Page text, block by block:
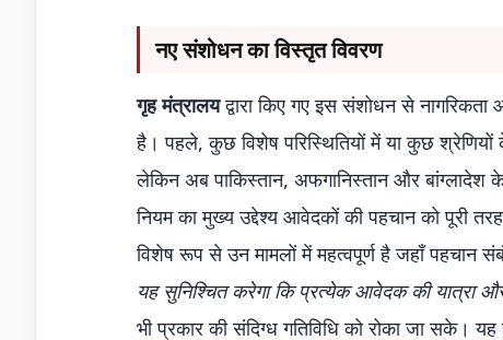
नए संशोधन का विस्तृत विवरण
गृह मंत्रालयद्वारा किए गए इस संशोधन से
है। पहले, कुछ विशेष परिस्थितियों में या कुछ
लेकिन अब पाकिस्तान, अफगानिस्तान और बांग्लादेश
नियम का मुख्य उद्देश्य आवेदकों की पहचान को पूरी
विशेष रूप से उन मामलों में महत्वपूर्ण है जहाँ पहचान
यह सुनिश्चित करेगा कि प्रत्येक आवेदक की यात्रा और
भी प्रकार की संदिग्ध गतिविधि को रोका जा सके।